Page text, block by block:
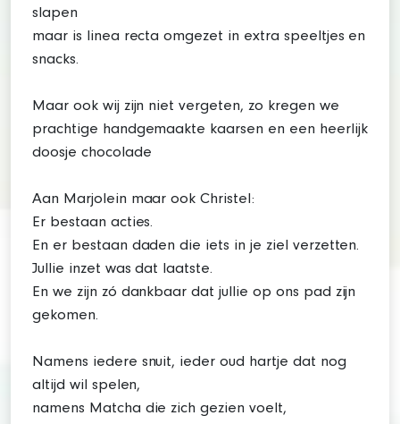
slapen
maar is linea recta omgezet in extra speeltjes en
snacks.
Maar ook wij zijn niet vergeten, zo kregen we
prachtige handgemaakte kaarsen en een heerlijk
doosje chocolade
Aan Marjolein maar ook Christel:
Er bestaan acties.
En er bestaan daden die iets in je ziel verzetten.
Jullie inzet was dat laatste.
En we zijn zó dankbaar dat jullie op ons pad zijn
gekomen.
Namens iedere snuit, ieder oud hartje dat nog
altijd wil spelen,
namens Matcha die zich gezien voelt,